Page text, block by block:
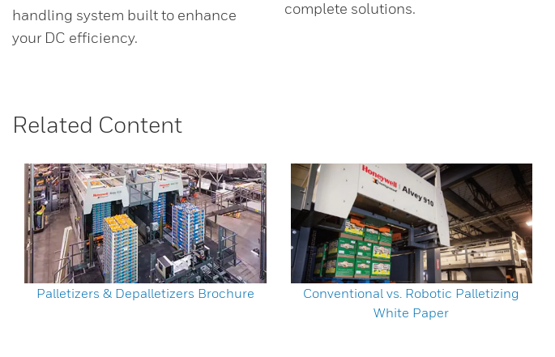
handling system built to enhance
your DC efficiency.
complete solutions.
Related Content
Palletizers & Depalletizers Brochure
Conventional vs. Robotic Palletizing
White Paper